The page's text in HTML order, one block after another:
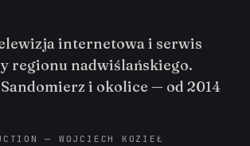
internetowa i serwis
regionu nadwiślańskiego.
i okolice — od 2014
— WOJCIECH KOZIEŁ